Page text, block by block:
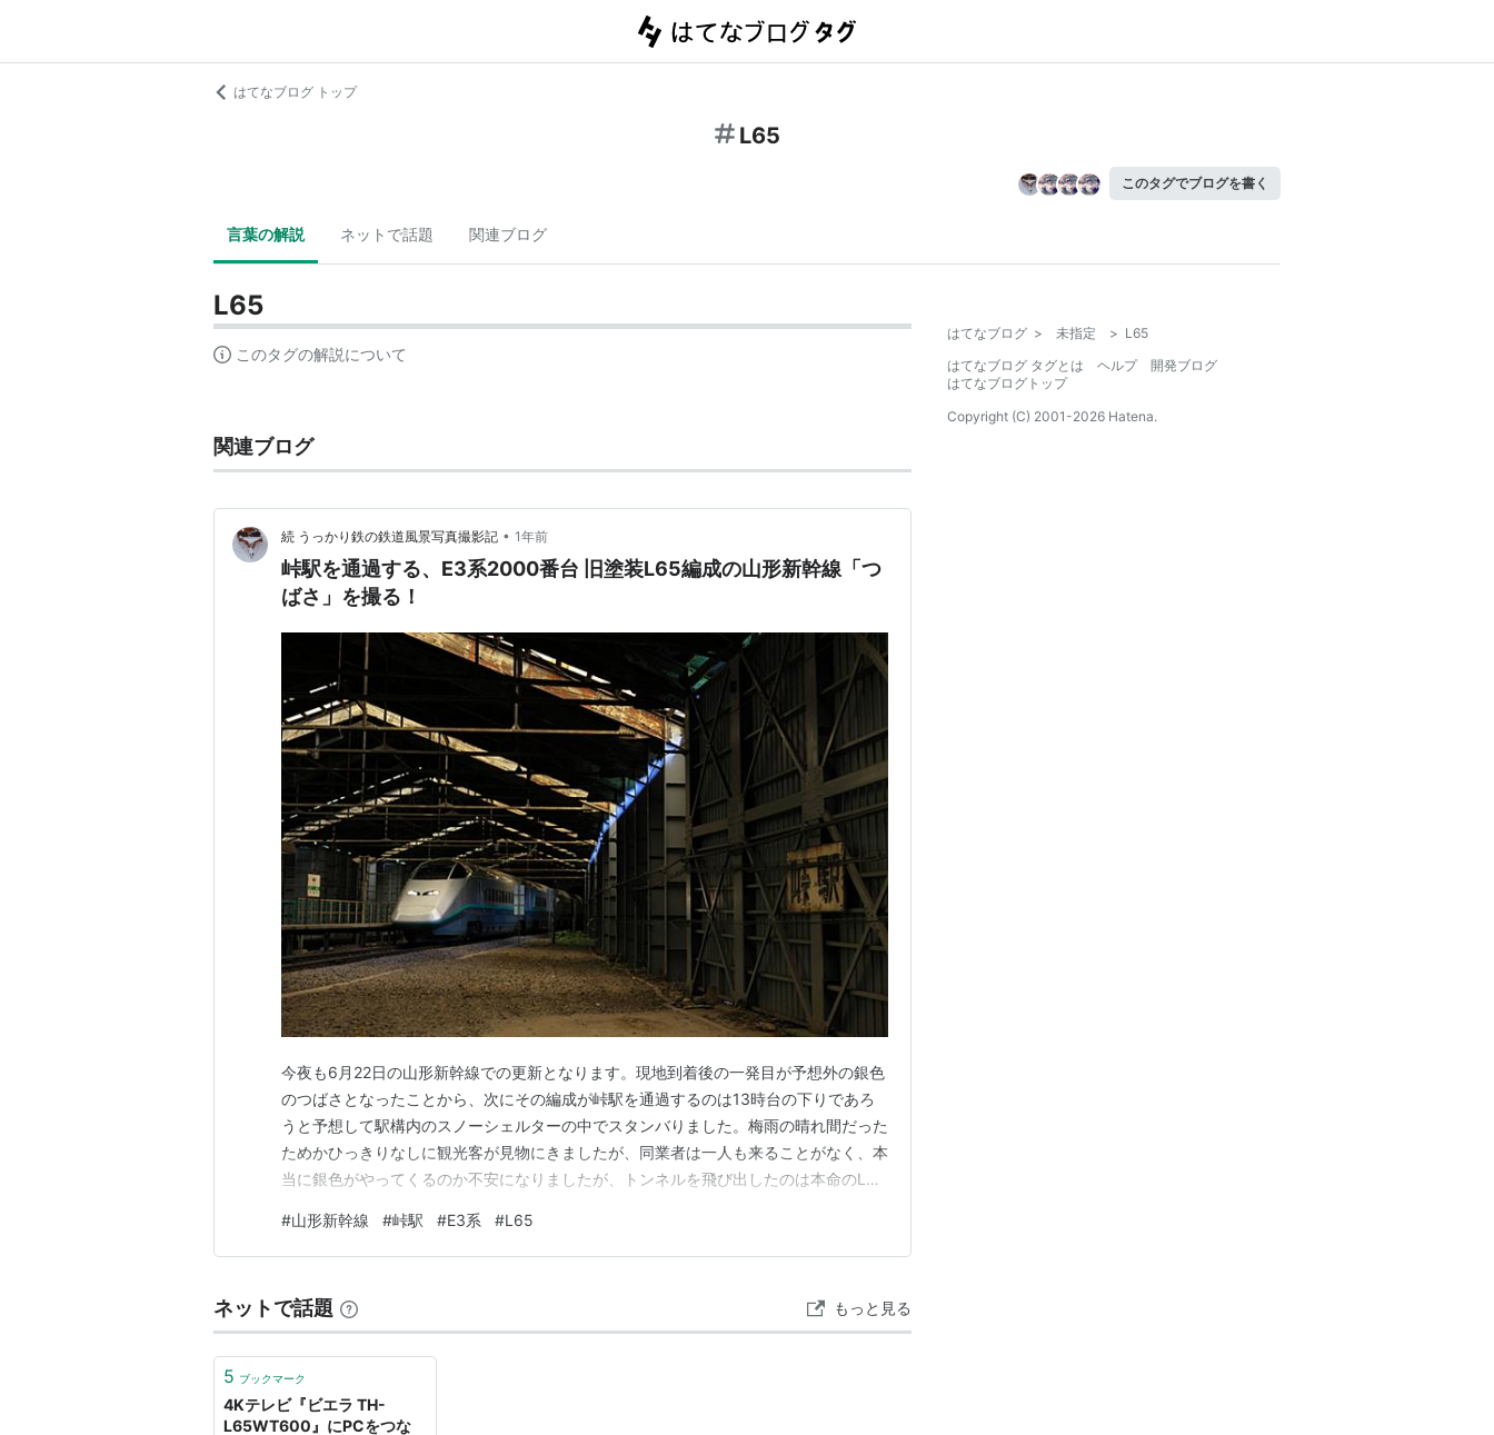
はてなブログ トップ
L65
このタグでブログを書く
言葉の解説 ネットで話題 関連ブログ
L65
このタグの解説について
関連ブログ
続 うっかり鉄の鉄道風景写真撮影記 • 1年前
峠駅を通過する、E3系2000番台 旧塗装L65編成の山形新幹線「つ
ばさ」を撮る！
今夜も6月22日の山形新幹線での更新となります。現地到着後の一発目が予想外の銀色
のつばさとなったことから、次にその編成が峠駅を通過するのは13時台の下りであろ
うと予想して駅構内のスノーシェルターの中でスタンバりました。梅雨の晴れ間だった
ためかひっきりなしに観光客が見物にきましたが、同業者は一人も来ることがなく、本
当に銀色がやってくるのか不安になりましたが、トンネルを飛び出したのは本命のL65
に天気が良すぎると、時間にもよるのでしょうが雪囲いの明かり取りから入った光が、
E3系のノーズ部分に落ちてしまい、マダラになってし…
#山形新幹線 #峠駅 #E3系 #L65
ネットで話題 もっと見る
5 ブックマーク
4Kテレビ『ビエラ TH-
L65WT600』にPCをつな
はてなブログ > 未指定 > L65
はてなブログ タグとは
ヘルプ
開発ブログ
はてなブログトップ
Copyright (C) 2001-2026 Hatena.